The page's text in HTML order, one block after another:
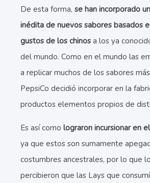
De esta forma, se han incorporado
inédita de nuevos sabores basados
gustos de los chinos a los ya
del mundo. Como en el mundo las
a replicar muchos de los sabores
PepsiCo decidió incorporar en la
productos elementos propios de
Es así como lograron incursionar en
ya que estos son sumamente
costumbres ancestrales, por lo que
percibieron que las Lays que